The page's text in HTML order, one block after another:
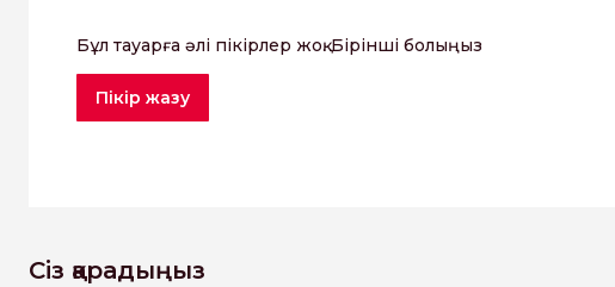
Бұл тауарға әлі пікірлер жоқ. Бірінші болыңыз
Пікір жазу
Сіз қарадыңыз